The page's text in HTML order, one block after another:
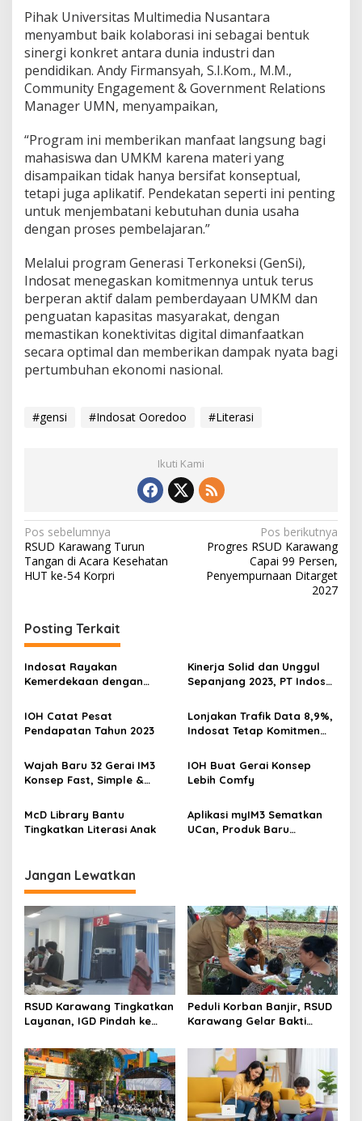
Pihak Universitas Multimedia Nusantara
menyambut baik kolaborasi ini sebagai bentuk
sinergi konkret antara dunia industri dan
pendidikan. Andy Firmansyah, S.I.Kom., M.M.,
Community Engagement & Government Relations
Manager UMN, menyampaikan,
“Program ini memberikan manfaat langsung bagi
mahasiswa dan UMKM karena materi yang
disampaikan tidak hanya bersifat konseptual,
tetapi juga aplikatif. Pendekatan seperti ini penting
untuk menjembatani kebutuhan dunia usaha
dengan proses pembelajaran.”
Melalui program Generasi Terkoneksi (GenSi),
Indosat menegaskan komitmennya untuk terus
berperan aktif dalam pemberdayaan UMKM dan
penguatan kapasitas masyarakat, dengan
memastikan konektivitas digital dimanfaatkan
secara optimal dan memberikan dampak nyata bagi
pertumbuhan ekonomi nasional.
#gensi #Indosat Ooredoo #Literasi
Ikuti Kami
N
a
v
g
a
s
i
p
o
s
Pos sebelumnya
RSUD Karawang Turun
Tangan di Acara Kesehatan
HUT ke-54 Korpri
Pos berikutnya
Progres RSUD Karawang
Capai 99 Persen,
Penyempurnaan Ditarget
2027
Posting Terkait
Indosat Rayakan
Kemerdekaan dengan
Digitalisasi Masyarakat
Melalui Gerai IM3 & 3Store
Kinerja Solid dan Unggul
Sepanjang 2023, PT Indosat
Transformasi Menuju AI
Native TechCo
IOH Catat Pesat
Pendapatan Tahun 2023
Lonjakan Trafik Data 8,9%,
Indosat Tetap Komitmen
Wajah Baru 32 Gerai IM3
Konsep Fast, Simple &
IOH Buat Gerai Konsep
Lebih Comfy
McD Library Bantu
Tingkatkan Literasi Anak
Aplikasi myIM3 Sematkan
UCan, Produk Baru
Jangan Lewatkan
RSUD Karawang Tingkatkan
Layanan, IGD Pindah ke
Ruang Rawat Inap PEDES
Berkapasitas 31 Tempat
Tidur
Peduli Korban Banjir, RSUD
Karawang Gelar Bakti
Karawang Barat